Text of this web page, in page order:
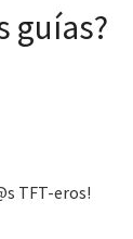
guías?
TFT-eros!